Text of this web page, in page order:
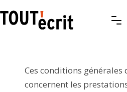
Ces conditions générales
concernent les